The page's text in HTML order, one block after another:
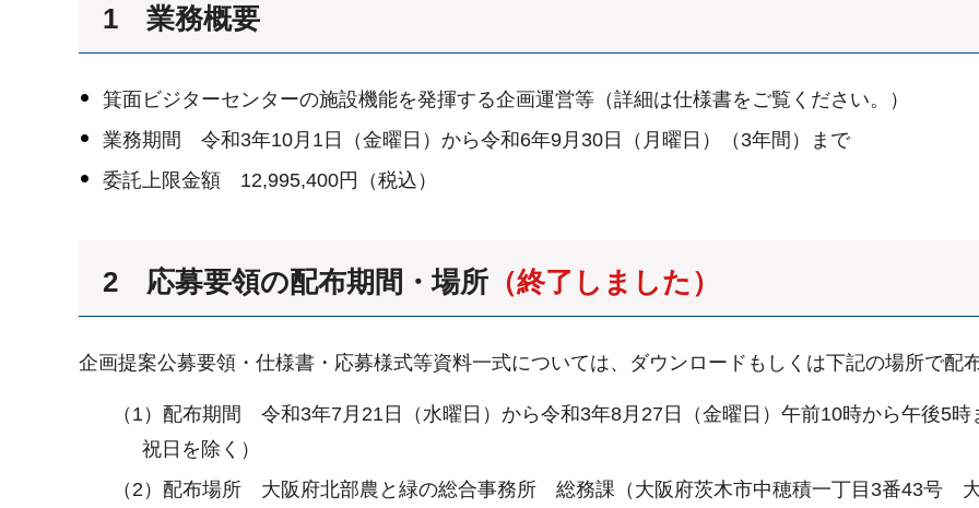
1 業務概要
箕面ビジターセンターの施設機能を発揮する企画運営等（詳細は仕様書をご覧ください。）
業務期間 令和3年10月1日（金曜日）から令和6年9月30日（月曜日）（3年間）まで
委託上限金額 12,995,400円（税込）
2 応募要領の配布期間・場所 （終了しました）
企画提案公募要領・仕様書・応募様式等資料一式については、ダウンロードもしくは下記の場所で配布
（1）配布期間 令和3年7月21日（水曜日）から令和3年8月27日（金曜日）午前10時から午後5
祝日を除く）
（2）配布場所 大阪府北部農と緑の総合事務所 総務課（大阪府茨木市中穂積一丁目3番43号 大